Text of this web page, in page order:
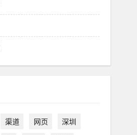
渠道 网页
深圳